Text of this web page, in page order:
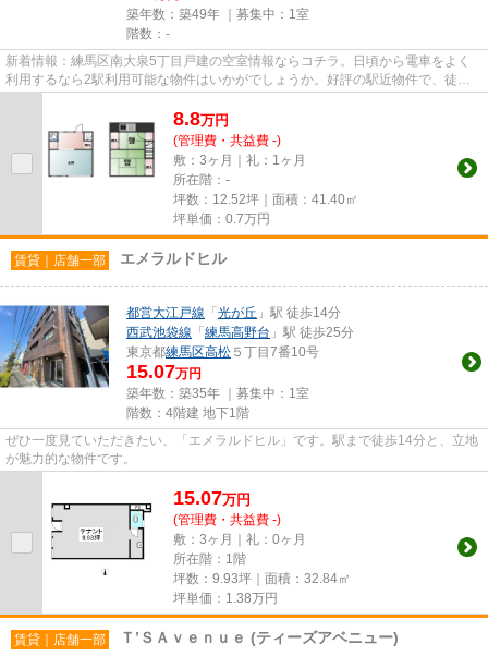
築年数：築49年 ｜募集中： 1室
階数：-
新着情報：練馬区南大泉5丁目戸建の空室情報ならコチラ。日頃から電車をよく
利用するなら2駅利用可能な物件はいかがでしょうか。好評の駅近物件で、徒歩
8.8万円
(管理費・共益費 -)
敷：3ヶ月｜礼：1ヶ月
所在階：-
坪数：12.52坪｜面積：41.40㎡
坪単価： 0.7万円
賃貸｜店舗一部 エメラルドヒル
都営大江戸線 「 光が丘 」駅 徒歩14分
西武池袋線 「 練馬高野台 」駅 徒歩25分
東京都練馬区高松 ５丁目7番10号
15.07万円
築年数：築35年 ｜募集中： 1室
階数：4階建 地下1階
ぜひ一度見ていただきたい、「エメラルドヒル」です。駅まで徒歩14分と、立地
が魅力的な物件です。
15.07万円
(管理費・共益費 -)
敷：3ヶ月｜礼：0ヶ月
所在階：1階
坪数：9.93坪｜面積：32.84㎡
坪単価： 1.38万円
賃貸｜店舗一部 Ｔ’ＳＡｖｅｎｕｅ (ティーズアベニュー)